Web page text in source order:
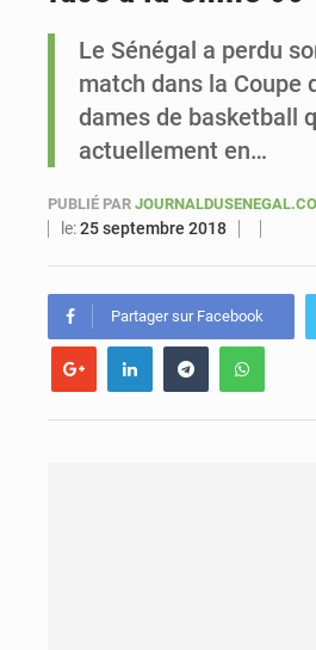
Le Sénégal a perdu
match dans la Coupe
dames de basketball
actuellement en…
PUBLIÉ PAR
le:25 septembre 2018
Partager sur Facebook